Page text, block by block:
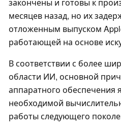
месяцев назад, но их
отложенным выпуском
работающей на основе
В соответствии с более
области ИИ, основной
аппаратного обеспечения
необходимой
работы следующего